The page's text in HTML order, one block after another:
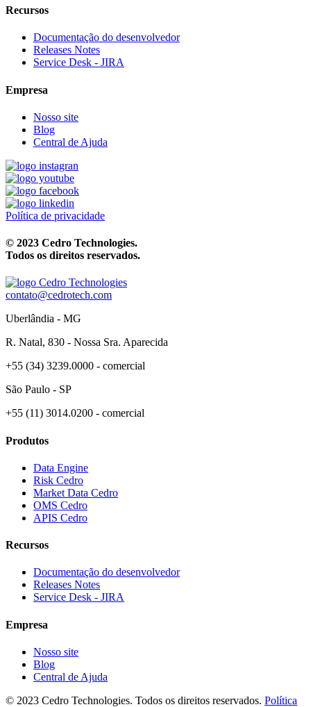
Recursos
Documentação do desenvolvedor
Releases Notes
Service Desk - JIRA
Empresa
Nosso site
Blog
Central de Ajuda
Política de privacidade
© 2023 Cedro Technologies.
Todos os direitos reservados.
contato@cedrotech.com
Uberlândia - MG
R. Natal, 830 - Nossa Sra. Aparecida
+55 (34) 3239.0000 - comercial
São Paulo - SP
+55 (11) 3014.0200 - comercial
Produtos
Data Engine
Risk Cedro
Market Data Cedro
OMS Cedro
APIS Cedro
Recursos
Documentação do desenvolvedor
Releases Notes
Service Desk - JIRA
Empresa
Nosso site
Blog
Central de Ajuda
© 2023 Cedro Technologies. Todos os direitos reservados. Política